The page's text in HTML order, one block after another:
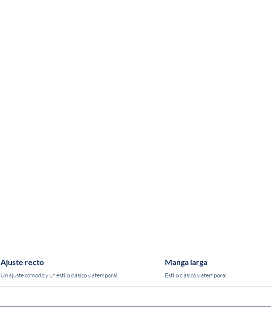
Ajuste recto
Un ajuste cómodo y un estilo clásico y atemporal.
Manga larga
Estilo clásico y atemporal.